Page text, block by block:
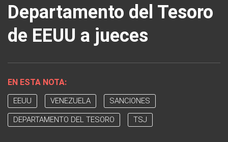
Departamento del Tesoro
de EEUU a jueces
EN ESTA NOTA:
EEUU VENEZUELA SANCIONES
DEPARTAMENTO DEL TESORO TSJ